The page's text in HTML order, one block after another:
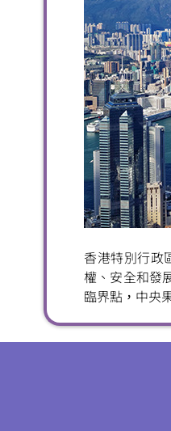
香港特別行政
權、安全和發
臨界點，中央